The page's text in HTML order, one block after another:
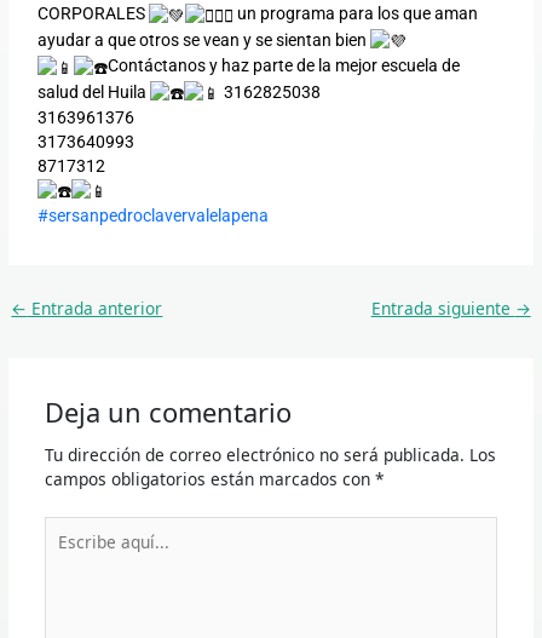
CORPORALES
un programa para los que aman
ayudar a que otros se vean y se sientan bien
Contáctanos y haz parte de la mejor escuela de
salud del Huila
3162825038
3163961376
3173640993
8717312
#sersanpedroclavervalelapena
← Entrada anterior Entrada siguiente →
Deja un comentario
Tu dirección de correo electrónico no será publicada. Los
campos obligatorios están marcados con *
aquí...